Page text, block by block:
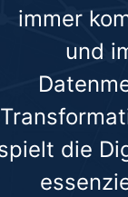
immer
und
die